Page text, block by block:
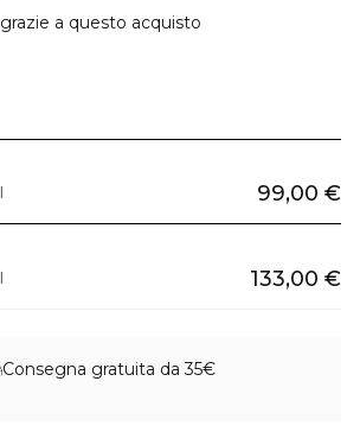
grazie a questo acquisto
99,00 €
133,00 €
Consegna gratuita da 35€